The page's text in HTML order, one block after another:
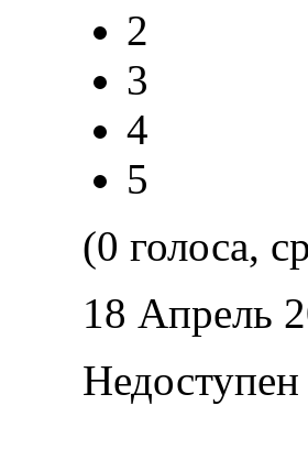
2
3
4
5
(0 голоса,
18 Апрель